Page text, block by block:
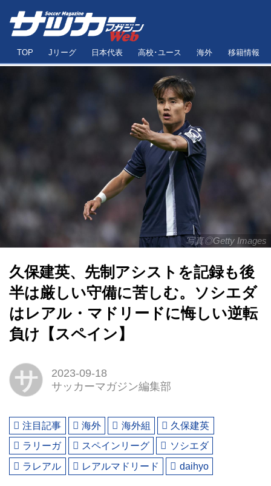
TOP Jリーグ 日本代表 高校･ユース 海外 移籍情報
写真◎Getty Images
久保建英、先制アシストを記録も後
半は厳しい守備に苦しむ。ソシエダ
はレアル・マドリードに悔しい逆転
負け【スペイン】
サ
2023-09-18
サッカーマガジン編集部
注目記事 海外 海外組
久保建英
ラリーガ
スペインリーグ
ソシエダ
ラレアル
レアルマドリード daihyo